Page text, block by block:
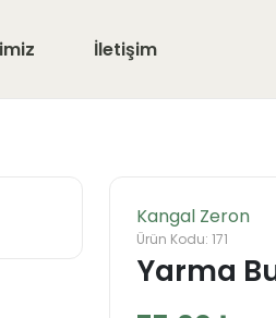
İletişim
Kangal Zeron
Ürün Kodu: 171
Yarma